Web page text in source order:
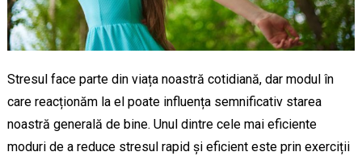
Stresul face parte din viața noastră cotidiană, dar modul în
care reacționăm la el poate influența semnificativ starea
noastră generală de bine. Unul dintre cele mai eficiente
moduri de a reduce stresul rapid și eficient este prin exerciții